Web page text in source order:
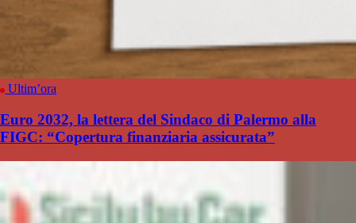
Ultim’ora
Euro 2032, la lettera del Sindaco di Palermo alla
FIGC: “Copertura finanziaria assicurata”